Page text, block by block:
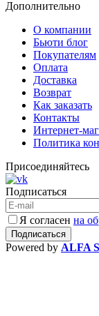
Дополнительно
О компании
Бьюти блог
Покупателям
Оплата
Доставка
Возврат
Как заказать
Контакты
Интернет-
Политика
Присоединяйтесь
Подписаться
Я согласен на
Powered by ALFA